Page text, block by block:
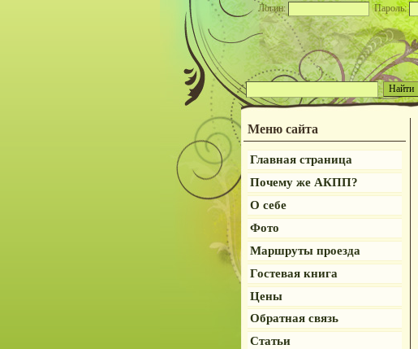
Логин: Пароль:
Меню сайта
Главная страница
Почему же АКПП?
О себе
Фото
Маршруты проезда
Гостевая книга
Цены
Обратная связь
Статьи